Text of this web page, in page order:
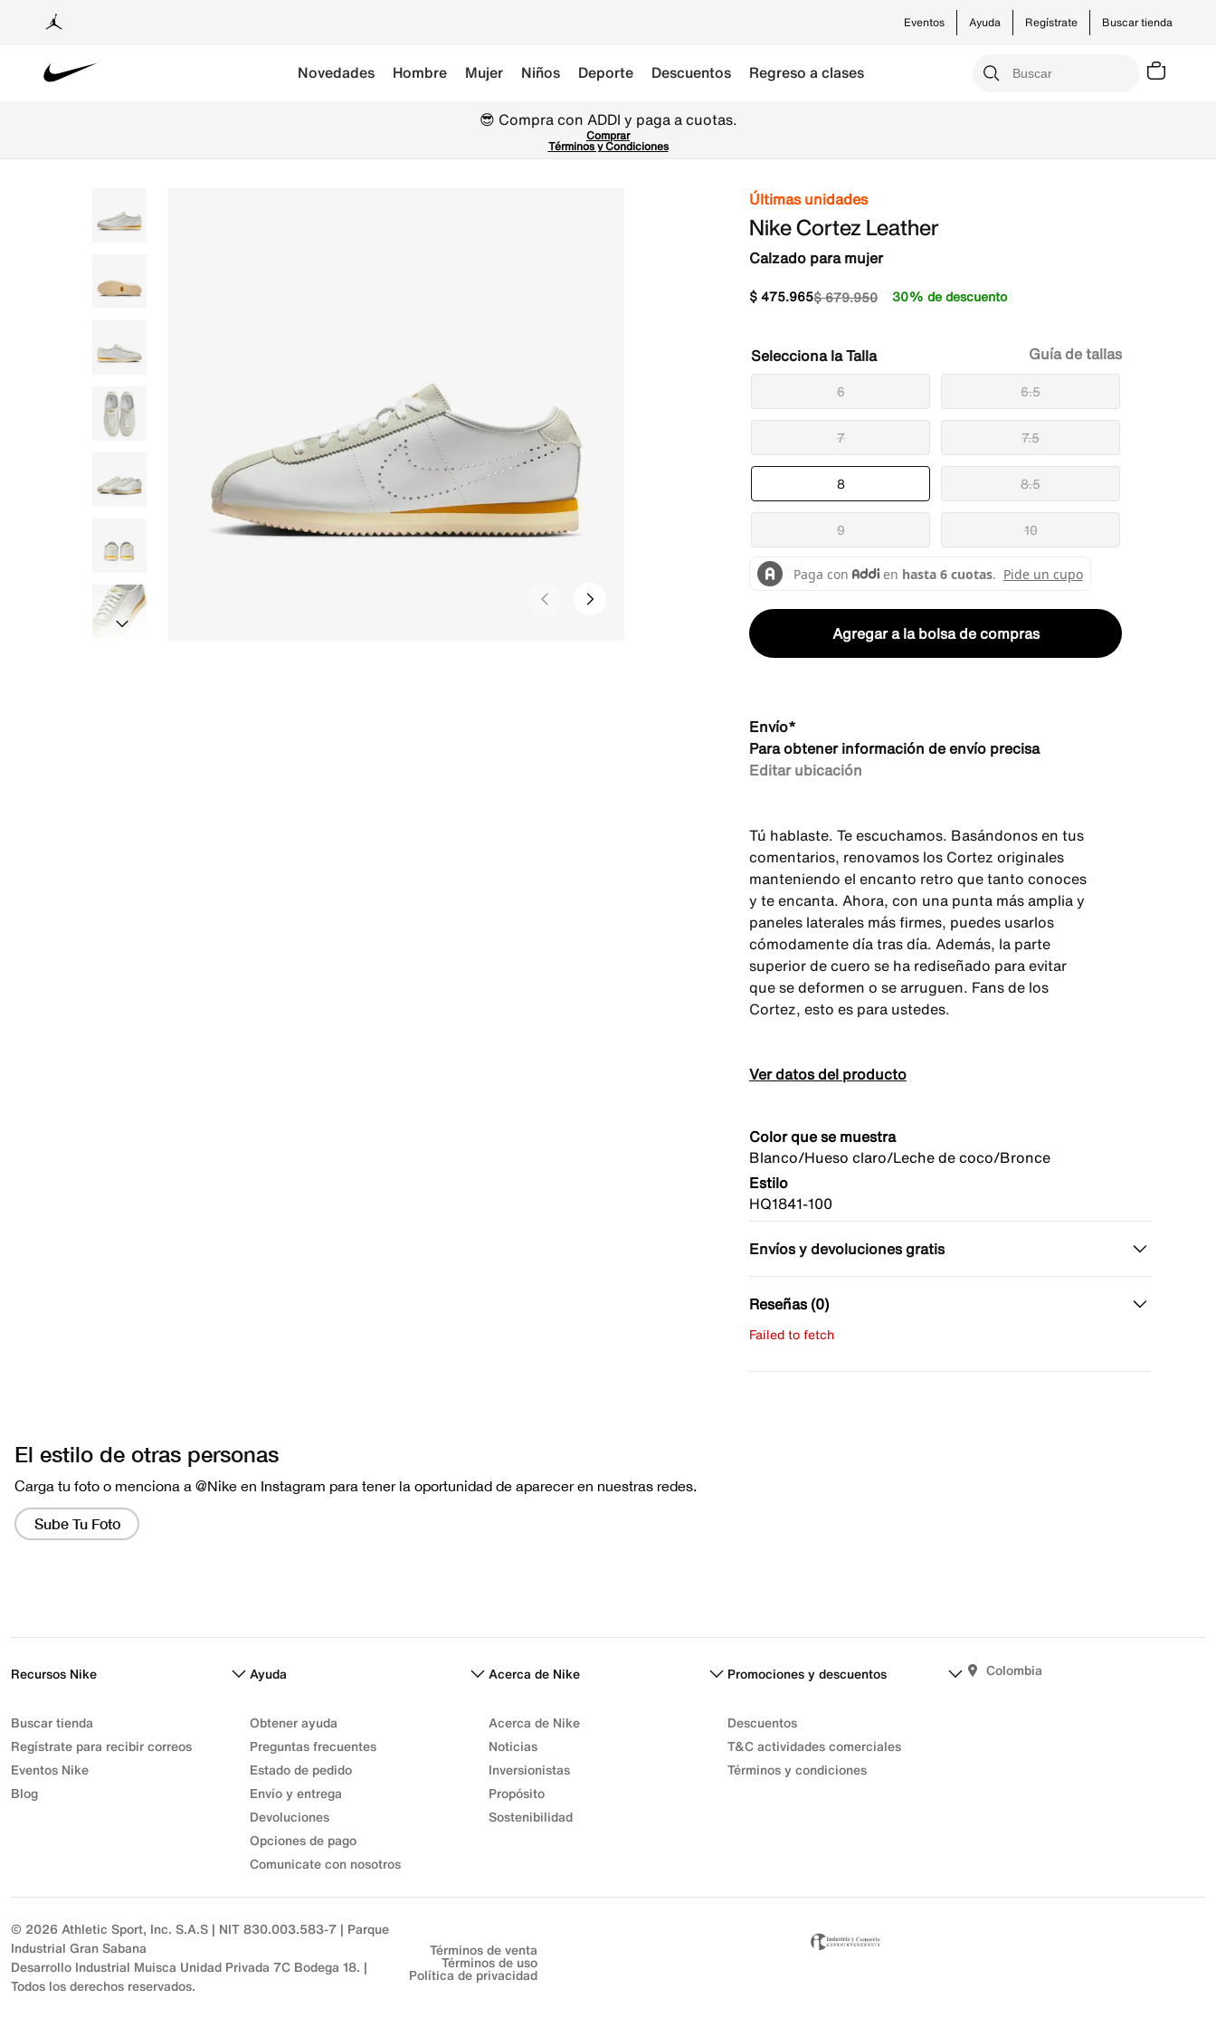
Buscar tienda
Ayuda Regístrate
Eventos
Novedades Hombre Mujer Niños Deporte Descuentos Regreso a clases
😎 Compra con ADDI y paga a cuotas.
Comprar
Términos y Condiciones
Últimas unidades
Nike Cortez Leather
Calzado para mujer
$679.950
$475.965 30% de descuento
Talla
6 6.5
7 7.5
8 8.5
9 10
Guía de tallas
Agregar a la bolsa de compras
Envío*
Para obtener información de envío precisa
Editar ubicación
Tú hablaste. Te escuchamos. Basándonos en tus
comentarios, renovamos los Cortez originales
manteniendo el encanto retro que tanto conoces
y te encanta. Ahora, con una punta más amplia y
paneles laterales más firmes, puedes usarlos
cómodamente día tras día. Además, la parte
superior de cuero se ha rediseñado para evitar
que se deformen o se arruguen. Fans de los
Cortez, esto es para ustedes.
Ver datos del producto
Color que se muestra
Blanco/Hueso claro/Leche de coco/Bronce
Estilo
HQ1841-100
Envíos y devoluciones gratis
Reseñas (0)
Failed to fetch
Recursos Nike
Buscar tienda
Regístrate para recibir correos
Eventos Nike
Blog
Ayuda
Obtener ayuda
Preguntas frecuentes
Estado de pedido
Envío y entrega
Devoluciones
Opciones de pago
Comunicate con nosotros
Acerca de Nike
Acerca de Nike
Noticias
Inversionistas
Propósito
Sostenibilidad
Promociones y descuentos
Descuentos
T&C actividades comerciales
Términos y condiciones
Colombia
© 2026 Athletic Sport, Inc. S.A.S | NIT 830.003.583-7 | Parque
Industrial Gran Sabana
Desarrollo Industrial Muisca Unidad Privada 7C Bodega 18. |
Todos los derechos reservados.
Términos de venta
Términos de uso
Política de privacidad